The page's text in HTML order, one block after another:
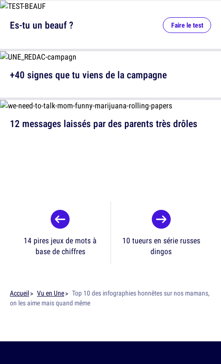
12 messages laissés par des parents très drôles
Es-tu un beauf ? Faire le test
+40 signes que tu viens de la campagne
14 pires jeux de mots à
base de chiffres
10 tueurs en série russes
dingos
Accueil Vu en Une
Top 10 des infographies honnêtes sur nos mamans,
on les aime mais quand même